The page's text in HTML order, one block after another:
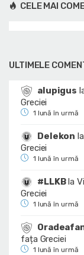
CELE MAI
ULTIMELE
alupigus
Greciei
1 lună în urmă
Delekon la
Greciei
1 lună în urmă
#LLKBla
Greciei
1 lună în urmă
fața Greciei
1 lună în urmă